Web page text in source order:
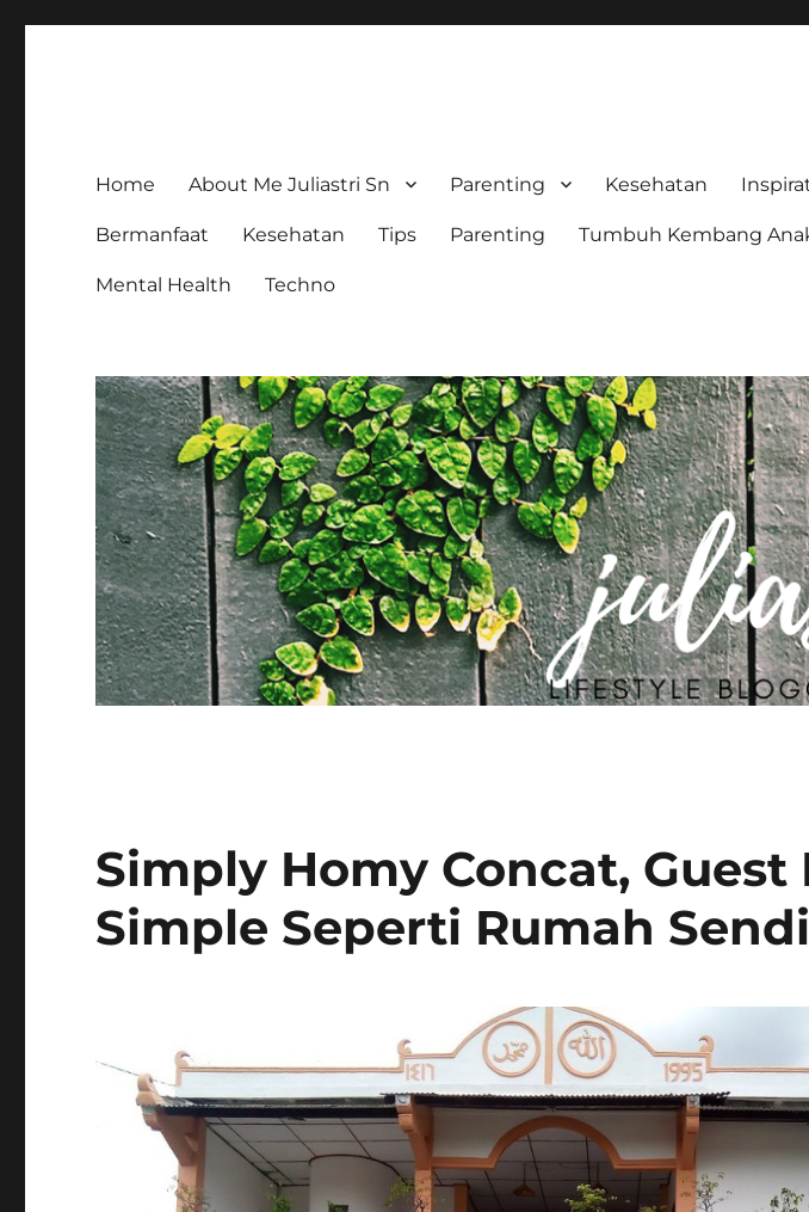
Home About Me Juliastri Sn Parenting Kesehatan
Bermanfaat Kesehatan Tips Parenting Tumbuh Kembang
Mental Health Techno
Simply Homy Concat, Guest
Simple Seperti Rumah